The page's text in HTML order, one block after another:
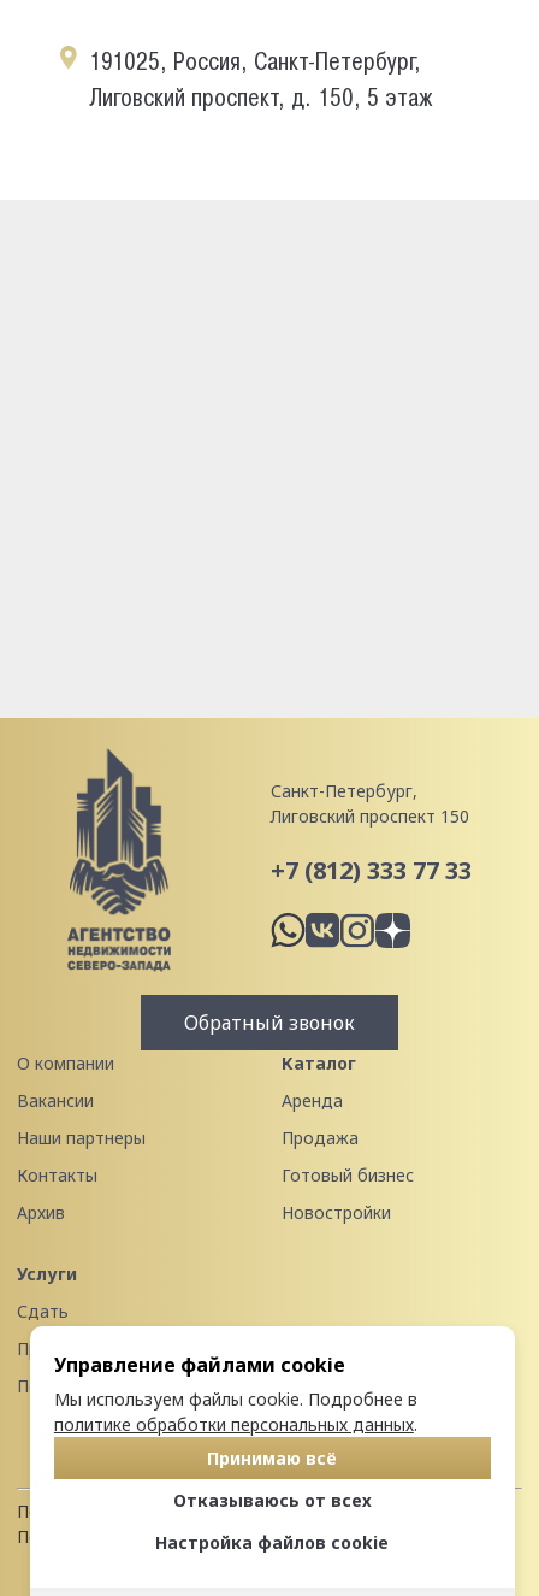
191025, Россия, Санкт-Петербург,
Лиговский проспект, д. 150, 5 этаж
Санкт-Петербург,
Лиговский проспект 150
+7 (812) 333 77 33
Обратный звонок
О компании
Вакансии
Наши партнеры
Контакты
Архив
Каталог
Аренда
Продажа
Готовый бизнес
Новостройки
Услуги
Сдать
Продать
Передать в управление
Политика конфиденциальности
Пользовательское соглашение
Управление файлами cookie
Мы используем файлы cookie. Подробнее в
политике обработки персональных данных.
Принимаю всё
Отказываюсь от всех
Настройка файлов cookie